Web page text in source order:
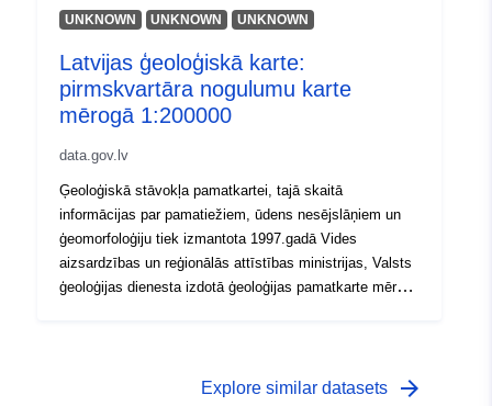
noformējumu) (https://geolatvija.lv/main?
UNKNOWN UNKNOWN UNKNOWN
Latvijas ģeoloģiskā karte:
pirmskvartāra nogulumu karte
mērogā 1:200000
data.gov.lv
Ģeoloģiskā stāvokļa pamatkartei, tajā skaitā
informācijas par pamatiežiem, ūdens nesējslāņiem un
ģeomorfoloģiju tiek izmantota 1997.gadā Vides
aizsardzības un reģionālās attīstības ministrijas, Valsts
ģeoloģijas dienesta izdotā ģeoloģijas pamatkarte mērogā
Explore similar datasets arrow_forward